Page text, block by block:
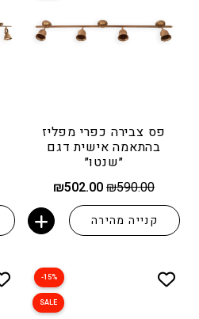
פס צבירה כפרי מפליז
בהתאמה אישית דגם
״שנטו״
₪590.00 המחיר
היה:
₪590.00.
₪502.00 המחיר
הוא:
₪502.00. קנייה מהירה
15%-
SALE